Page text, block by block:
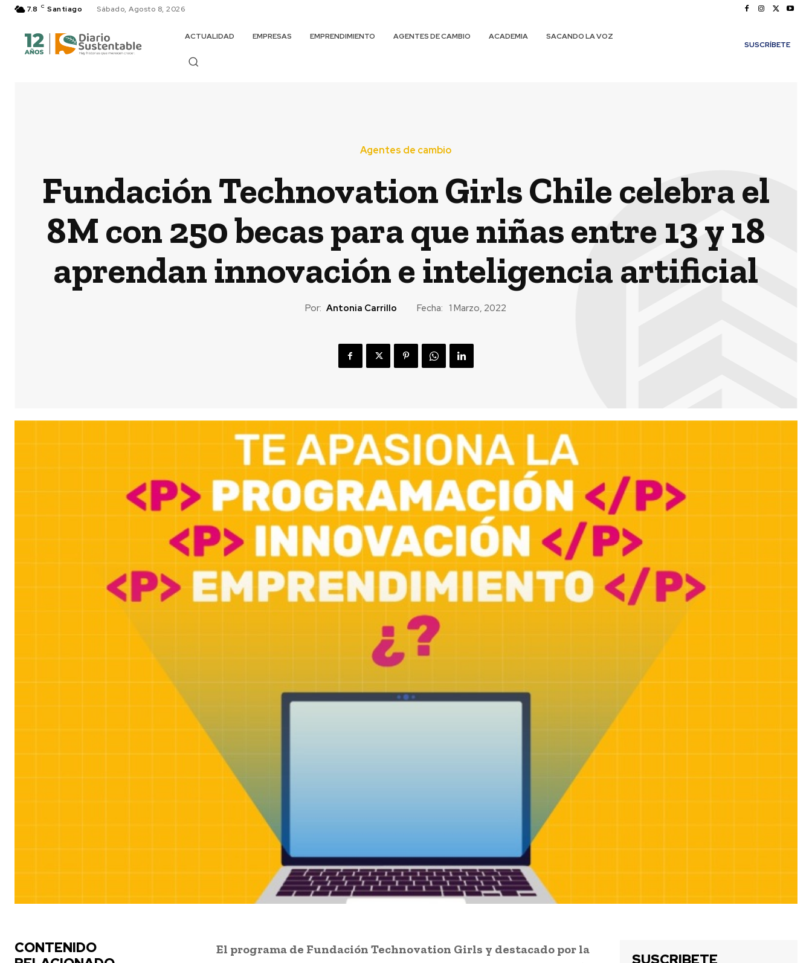
7.8 C Santiago Sábado, Agosto 8, 2026
ACTUALIDAD EMPRESAS EMPRENDIMIENTO AGENTES DE CAMBIO ACADEMIA
SACANDO LA VOZ
SUSCRÍBETE
Agentes de cambio
Fundación Technovation Girls Chile celebra el
8M con 250 becas para que niñas entre 13 y 18
aprendan innovación e inteligencia artificial
Por: Antonia Carrillo Fecha: 1 Marzo, 2022
CONTENIDO
El programa de Fundación Technovation Girls y destacado por la